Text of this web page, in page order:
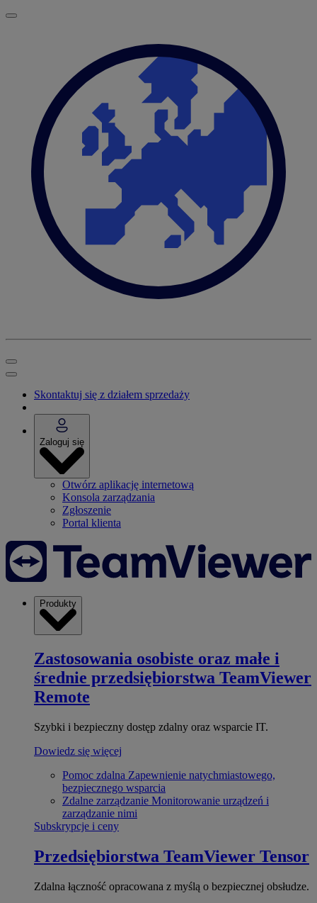
Skontaktuj się z działem sprzedaży
Zaloguj się
Otwórz aplikację internetową
Konsola zarządzania
Zgłoszenie
Portal klienta
Produkty
Zastosowania osobiste oraz małe i
średnie przedsiębiorstwa TeamViewer
Remote
Szybki i bezpieczny dostęp zdalny oraz wsparcie IT.
Dowiedz się więcej
Pomoc zdalna Zapewnienie natychmiastowego,
bezpiecznego wsparcia
Zdalne zarządzanie Monitorowanie urządzeń i
zarządzanie nimi
Subskrypcje i ceny
Przedsiębiorstwa TeamViewer Tensor
Zdalna łączność opracowana z myślą o bezpiecznej obsłudze.